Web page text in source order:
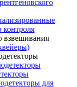
контроля
взвешивания
для